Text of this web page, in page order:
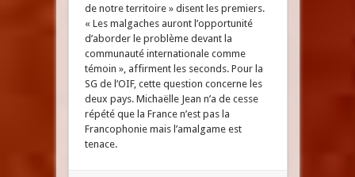
de notre territoire » disent les premiers.
« Les malgaches auront l’opportunité
d’aborder le problème devant la
communauté internationale comme
témoin », affirment les seconds. Pour la
SG de l’OIF, cette question concerne les
deux pays. Michaëlle Jean n’a de cesse
répété que la France n’est pas la
Francophonie mais l’amalgame est
tenace.